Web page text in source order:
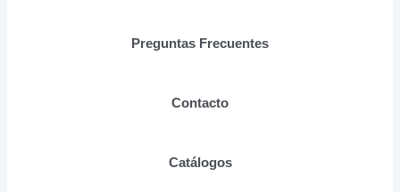
producto
Preguntas Frecuentes
Contacto
Catálogos